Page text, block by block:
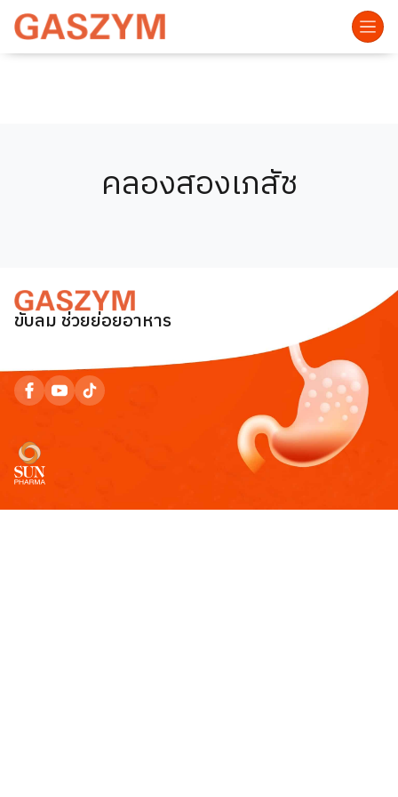
คลองสองเภสัช
ขับลม ช่วยย่อยอาหาร